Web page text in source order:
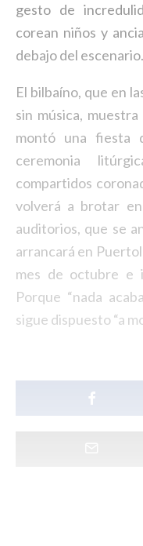
gesto de
corean niños y
debajo del
El bilbaíno, que en
sin música,
montó una fiesta
ceremonia
compartidos
volverá a brotar
auditorios, que se
arrancará en
mes de octubre e
Porque “nada
sigue dispuesto “a